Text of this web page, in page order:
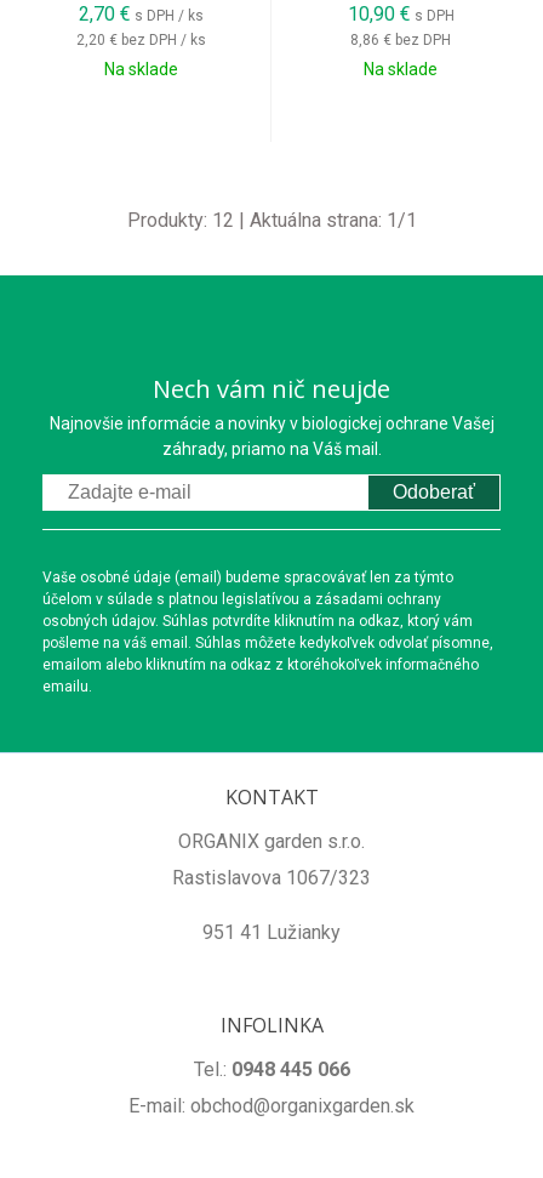
2,70 € s DPH / ks
2,20 € bez DPH / ks
Na sklade
10,90 € s DPH
8,86 € bez DPH
Na sklade
Produkty: 12 | Aktuálna strana: 1/1
Nech vám nič neujde
Najnovšie informácie a novinky v biologickej ochrane Vašej
záhrady, priamo na Váš mail.
Odoberať
Vaše osobné údaje (email) budeme spracovávať len za týmto
účelom v súlade s platnou legislatívou a zásadami ochrany
osobných údajov. Súhlas potvrdíte kliknutím na odkaz, ktorý vám
pošleme na váš email. Súhlas môžete kedykoľvek odvolať písomne,
emailom alebo kliknutím na odkaz z ktoréhokoľvek informačného
emailu.
KONTAKT
ORGANIX garden s.r.o.
Rastislavova 1067/323
951 41 Lužianky
INFOLINKA
Tel.: 0948 445 066
E-mail: obchod@organixgarden.sk